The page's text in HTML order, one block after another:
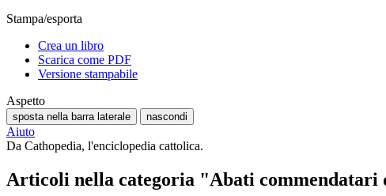
Stampa/esporta
Crea un libro
Scarica come PDF
Versione stampabile
Aspetto
sposta nella barra laterale nascondi
Aiuto
Da Cathopedia, l'enciclopedia cattolica.
Articoli nella categoria "Abati